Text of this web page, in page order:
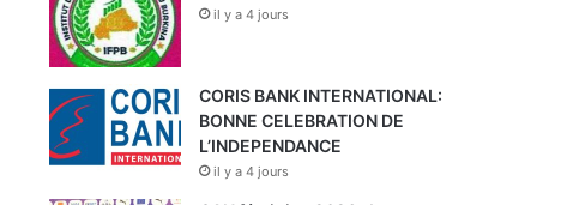
il y a 4 jours
CORIS BANK INTERNATIONAL:
BONNE CELEBRATION DE
L’INDEPENDANCE
il y a 4 jours